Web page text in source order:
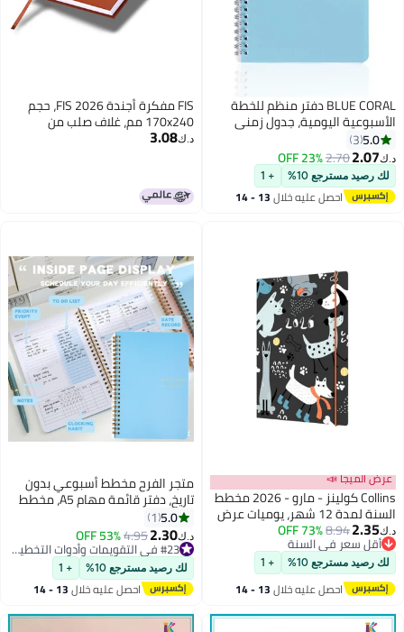
BLUE CORAL دفتر منظم للخطة
الأسبوعية اليومية، جدول زمني
للأهداف الأسبوعية، اللوازم
المدرسية المكتبية، أزرق
5.0
3
د.ك‏2.07
2.70
23% OFF
لك رصيد مسترجع 10% + 1
احصل عليه خلال 13 - 14
FIS مفكرة أجندة FIS 2026، حجم
170x240 مم، غلاف صلب من
الفينيل، تنسيق يوم واحد في
FSDI75AEV26BR
د.ك‏3.08
عرض الميجا 📣
Collins كولينز - مارو - 2026 مخطط
السنة لمدة 12 شهر، يوميات عرض
(MR153.DG-26)
د.ك‏2.35
8.94
73% OFF
أقل سعر في السنة
أقل سعر في السنة
لك رصيد مسترجع 10% + 1
احصل عليه خلال 13 - 14
متجر الفرح مخطط أسبوعي بدون
تاريخ، دفتر قائمة مهام A5، مخطط
جدول الأهداف الأسبوعية، دفتر
مخطط يومي، مخطط الأهداف
الأسبوعية للعمل والحياة الشخصية
(أزرق)
5.0
1
د.ك‏2.30
4.95
53% OFF
#23 في التقويمات وأدوات التخطيط والتنظيم
لك رصيد مسترجع 10% + 1
احصل عليه خلال 13 - 14